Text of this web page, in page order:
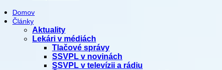
Domov
Články
Aktuality
Lekári v médiách
Tlačové správy
SSVPL v novinách
SSVPL v televízii a rádiu